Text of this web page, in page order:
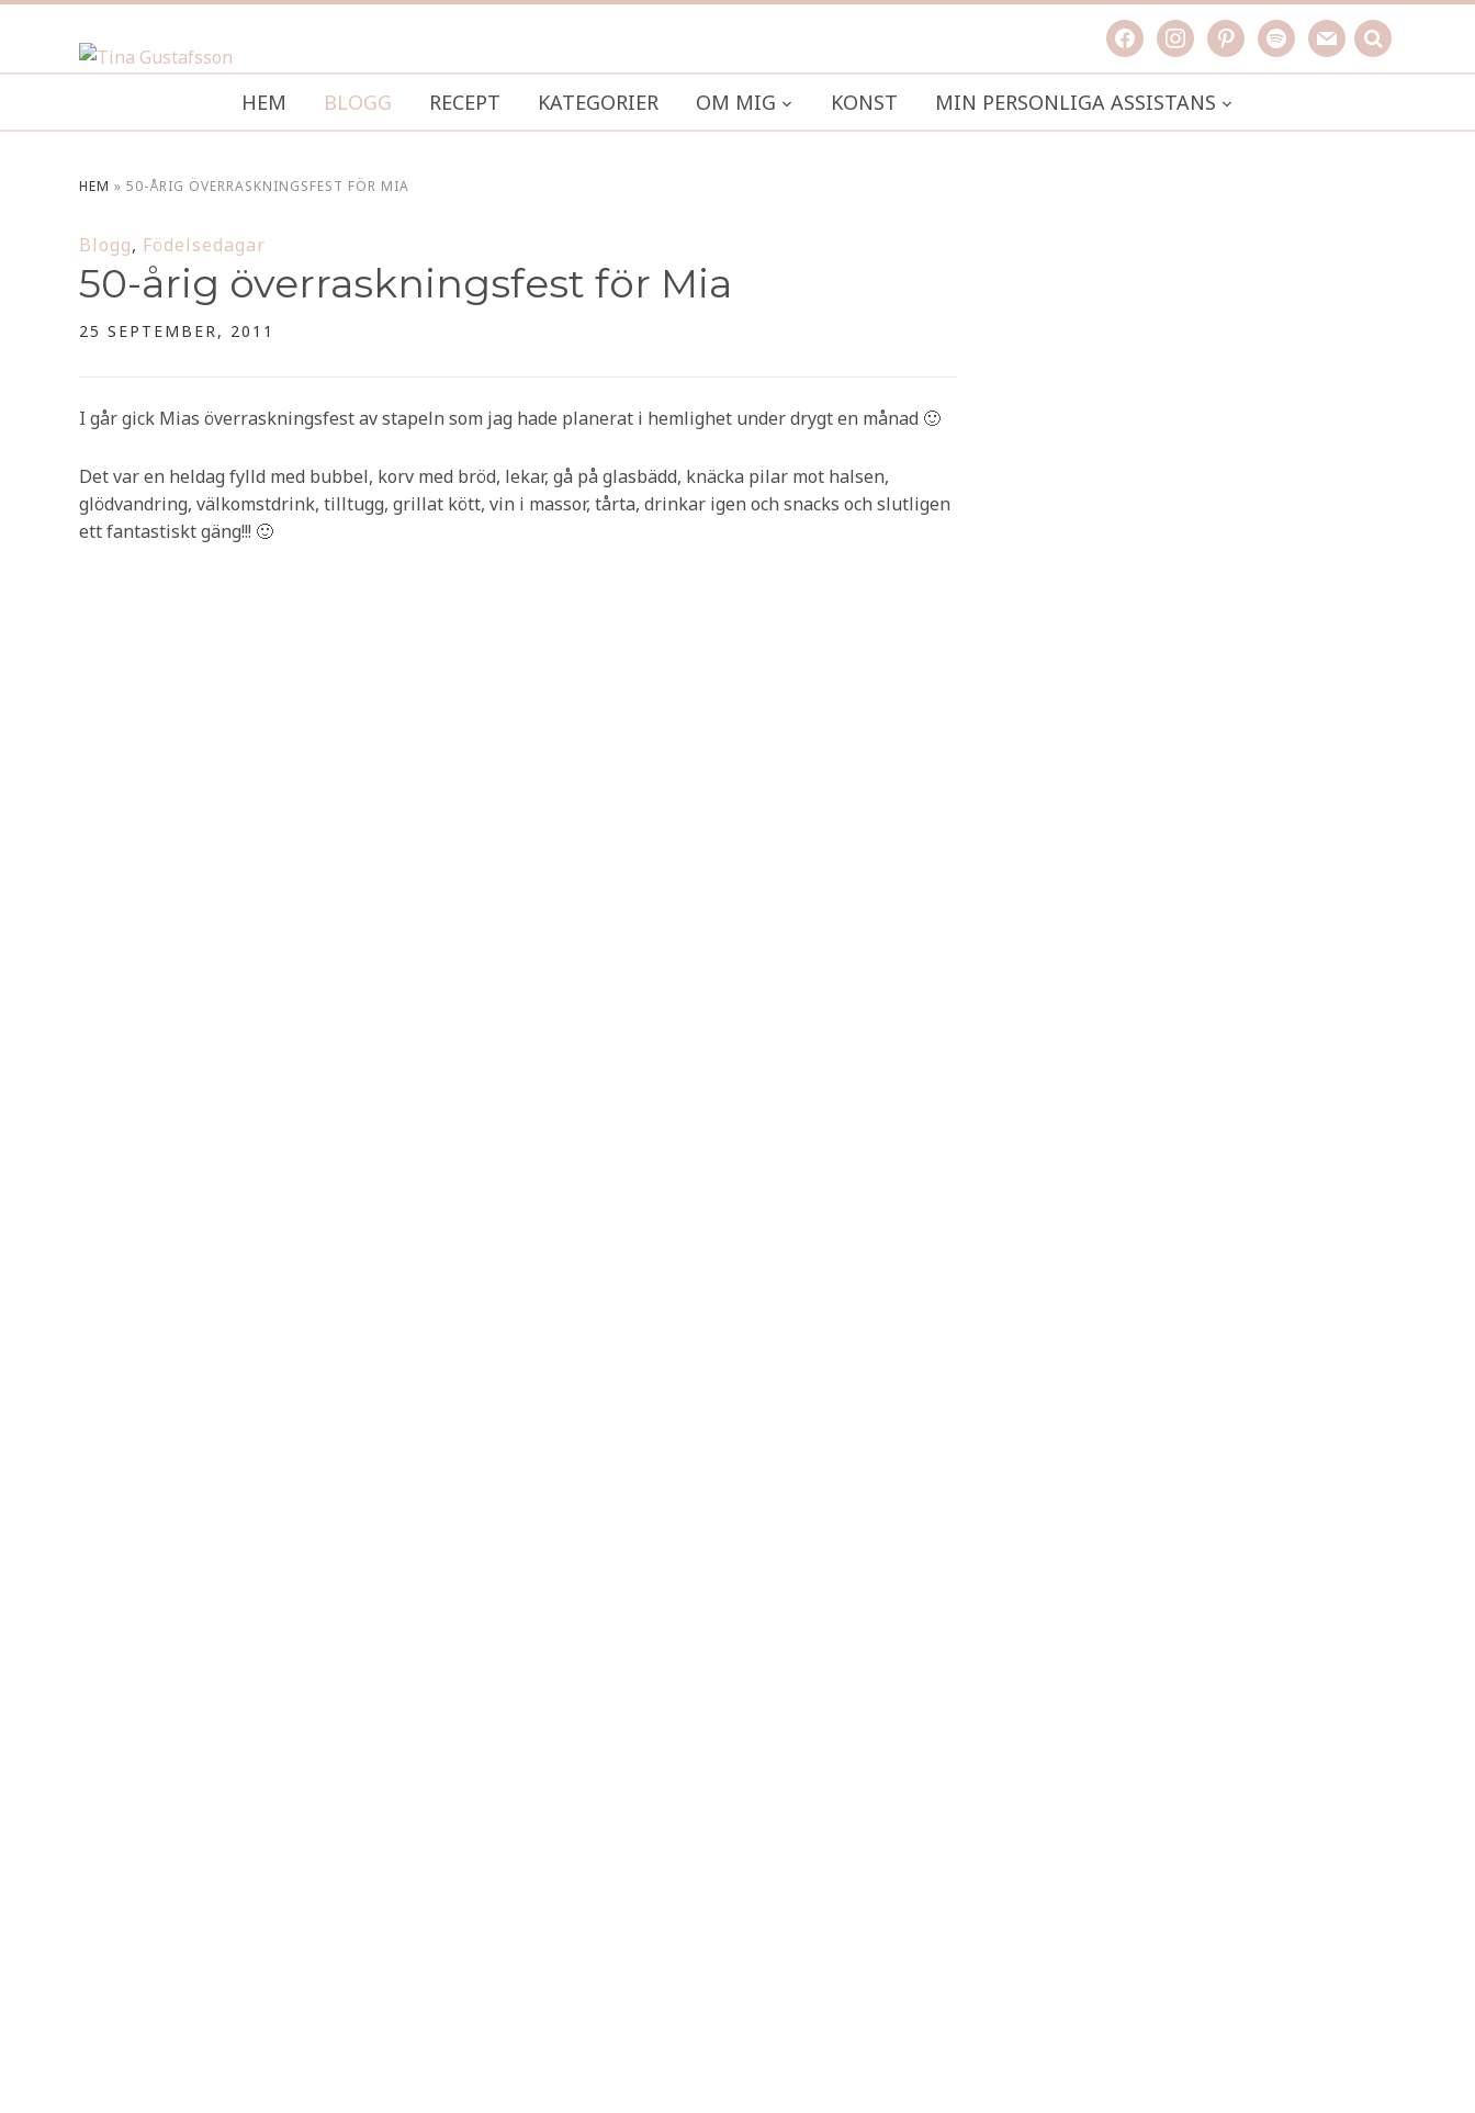
facebookinstagrampinterestspotifymail search
HEM BLOGG RECEPT KATEGORIER OM MIG KONST MIN PERSONLIGA ASSISTANS
HEM » 50-ÅRIG ÖVERRASKNINGSFEST FÖR MIA
Blogg, Födelsedagar
50-årig överraskningsfest för Mia
25 SEPTEMBER, 2011
I går gick Mias överraskningsfest av stapeln som jag hade planerat i hemlighet under drygt en månad 🙂
Det var en heldag fylld med bubbel, korv med bröd, lekar, gå på glasbädd, knäcka pilar mot halsen,
glödvandring, välkomstdrink, tilltugg, grillat kött, vin i massor, tårta, drinkar igen och snacks och slutligen
ett fantastiskt gäng!!! 🙂